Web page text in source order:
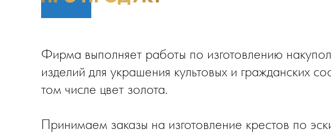
Фирма выполняет работы по изготовлению
изделий для украшения культовых и гражданских
том числе цвет золота.
Принимаем заказы на изготовление крестов по